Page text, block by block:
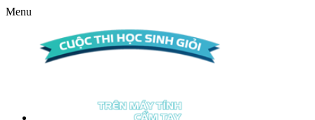
Menu